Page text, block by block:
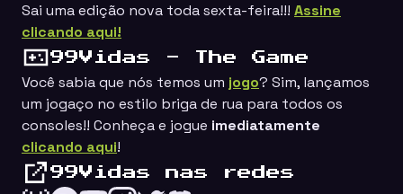
Sai uma edição nova toda sexta-feira!!! Assine
clicando aqui!
99Vidas - The Game
Você sabia que nós temos um jogo? Sim, lançamos
um jogaço no estilo briga de rua para todos os
consoles!! Conheça e jogue imediatamente
clicando aqui!
99Vidas nas redes